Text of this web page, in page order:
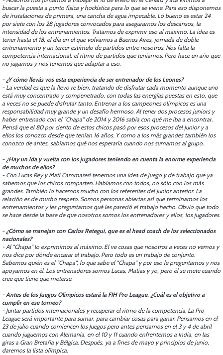
buscar la puesta a punto física y hockística para lo que se viene. Para eso disponemos
de instalaciones de primera, una cancha de agua impecable. Lo bueno es estar 24
por siete con los 28 jugadores convocados para asegurarnos los descansos, la
intensidad de los entrenamientos. Tratamos de exprimir eso al máximo. La idea es
tener hasta el 18, el día en el que volvamos a Buenos Aires, jornada de doble
entrenamiento y un tercer estímulo de partidos entre nosotros. Nos falta la
competencia internacional, el ritmo de partidos que teníamos. Pero hace un año que
no jugamos y nos tenemos que adaptar a eso.
- ¿Y cómo llevás vos esta experiencia de ser entrenador de los Leones?
- La verdad es que la llevo re bien, tratando de disfrutar cada momento aunque uno
está muy concentrado y compenetrado, con todas las energías puestas en esto, que
a veces no se puede disfrutar tanto. Entrenar a los campeones olímpicos es una
responsabilidad muy grande y un desafío hermoso. Al tener dos procesos juniors y
haber entrenado con el "Chapa" de 2014 y 2016 sabía con qué me iba a encontrar.
Pensá que el 80 por ciento de estos chicos pasó por esos procesos del Junior y a
ellos los conozco desde que tenían 16 años. Y como a los más grandes también los
conozco de antes, sabíamos qué nos esperaría cuando nos sumamos al grupo.
- ¿Hay un ida y vuelta con los jugadores teniendo en cuenta la enorme experiencia
de muchos de ellos?
- Con Lucas Rey y Mati Cammareri tenemos una idea de juego y de trabajo que ya
sabemos que los chicos comparten. Hablamos con todos, no sólo con los más
grandes. También lo hacemos mucho con los referentes del Junior anterior. La
relación es de mucho respeto. Somos personas abiertas así que terminamos los
entrenamientos y les preguntamos qué les pareció el trabajo hecho. Obvio que todo
se hace desde la base de que nosotros somos los entrenadores y ellos, los jugadores.
- ¿Cómo se manejan con Carlos Retegui, que es el head coach de los seleccionados
nacionales?
- Al "Chapa" lo exprimimos al máximo. El ve cosas que nosotros a veces no vemos y
nos dice por dónde encarar el trabajo. Pero todo es un trabajo de conjunto.
Sabemos quién es el "Chapa", lo que sabe el "Chapa" y por eso le preguntamos y nos
apoyamos en él. Los entrenadores somos Lucas, Matías y yo, pero él se mete cuando
cree que tiene que meterse.
- Antes de los Juegos Olímpicos estará la FIH Pro League. ¿Cuál es el objetivo a
cumplir en ese torneo?
- Juntar partidos internacionales y recuperar el ritmo de la competencia. La Pro
League será importante para sumar, para cambiar cosas para ganar. Pensamos en el
23 de julio cuando comiencen los Juegos pero antes pensamos en el 3 y 4 de abril
cuando juguemos con Alemania, en el 10 y 11 cuando enfrentemos a India, en las
giras a Gran Bretaña y Bélgica. Después, ya a fines de mayo y principios de junio,
daremos la lista olímpica.